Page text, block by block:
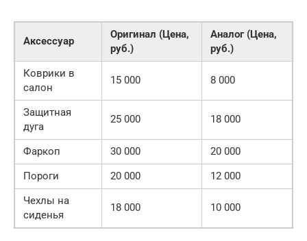
Аксессуар
Оригинал (Цена,
руб.)
Аналог (Цена,
руб.)
Коврики в
салон
15 000 8 000
Защитная
дуга
25 000 18 000
Фаркоп 30 000
20 000
Пороги
20 000
12 000
Чехлы на
сиденья
18 000 10 000